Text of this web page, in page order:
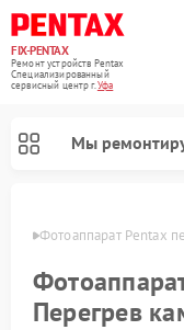
FIX-PENTAX
Ремонт устройств Pentax
Специализированный
cервисный центр г.Уфа
Мы
Уфе Фотоаппарат Pentax
Перегрев